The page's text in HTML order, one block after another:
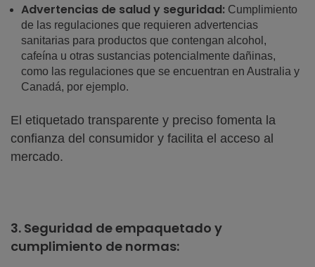
Advertencias de salud y seguridad: Cumplimiento
de las regulaciones que requieren advertencias
sanitarias para productos que contengan alcohol,
cafeína u otras sustancias potencialmente dañinas,
como las regulaciones que se encuentran en Australia y
Canadá, por ejemplo.
El etiquetado transparente y preciso fomenta la
confianza del consumidor y facilita el acceso al
mercado.
3. Seguridad de empaquetado y
cumplimiento de normas: